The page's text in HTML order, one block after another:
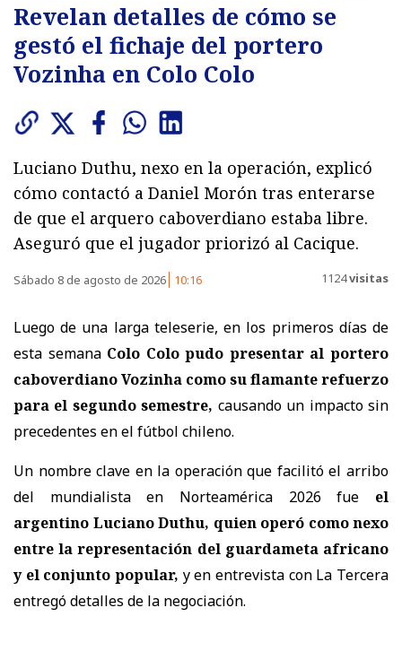
Revelan detalles de cómo se
gestó el fichaje del portero
Vozinha en Colo Colo
Luciano Duthu, nexo en la operación, explicó
cómo contactó a Daniel Morón tras enterarse
de que el arquero caboverdiano estaba libre.
Aseguró que el jugador priorizó al Cacique.
Sábado 8 de agosto de 2026 10:16 1124visitas
Luego de una larga teleserie, en los primeros días de
esta semana Colo Colo pudo presentar al portero
caboverdiano Vozinha como su flamante refuerzo
para el segundo semestre, causando un impacto sin
precedentes en el fútbol chileno.
Un nombre clave en la operación que facilitó el arribo
del mundialista en Norteamérica 2026 fue el
argentino Luciano Duthu, quien operó como nexo
entre la representación del guardameta africano
y el conjunto popular, y en entrevista con La Tercera
entregó detalles de la negociación.